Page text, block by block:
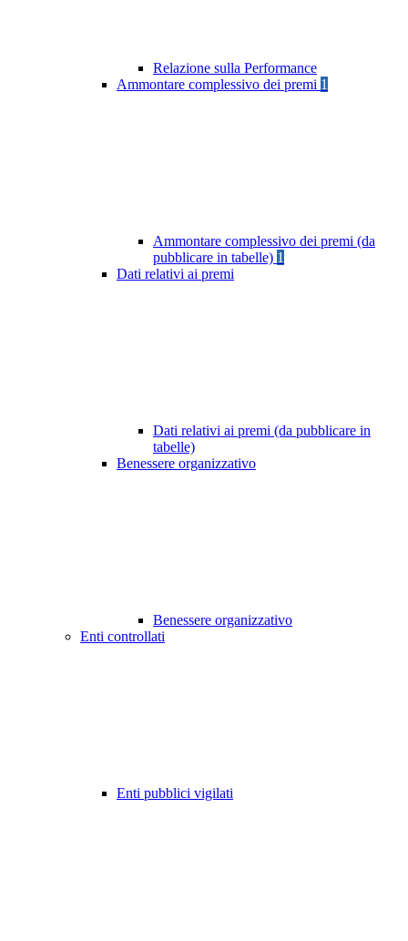
Relazione sulla Performance
Ammontare complessivo dei premi 1
Ammontare complessivo dei premi (da
pubblicare in tabelle) 1
Dati relativi ai premi
Dati relativi ai premi (da pubblicare in
tabelle)
Benessere organizzativo
Benessere organizzativo
Enti controllati
Enti pubblici vigilati